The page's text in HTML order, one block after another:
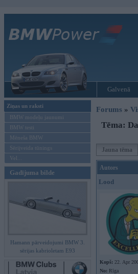
Galvenā
Ziņas un raksti
BMW modeļu jaunumi
BMW testi
Mēneša BMW
Sērijveida tūnings
Vel...
Gadījuma bilde
Hamann pārveidojumi BMW 3.
sērijas kabrioletam E93
Forums »
Tēma:
Jauna tēma
Autors
Lood
Kopš: 22. Apr
No: Rīga